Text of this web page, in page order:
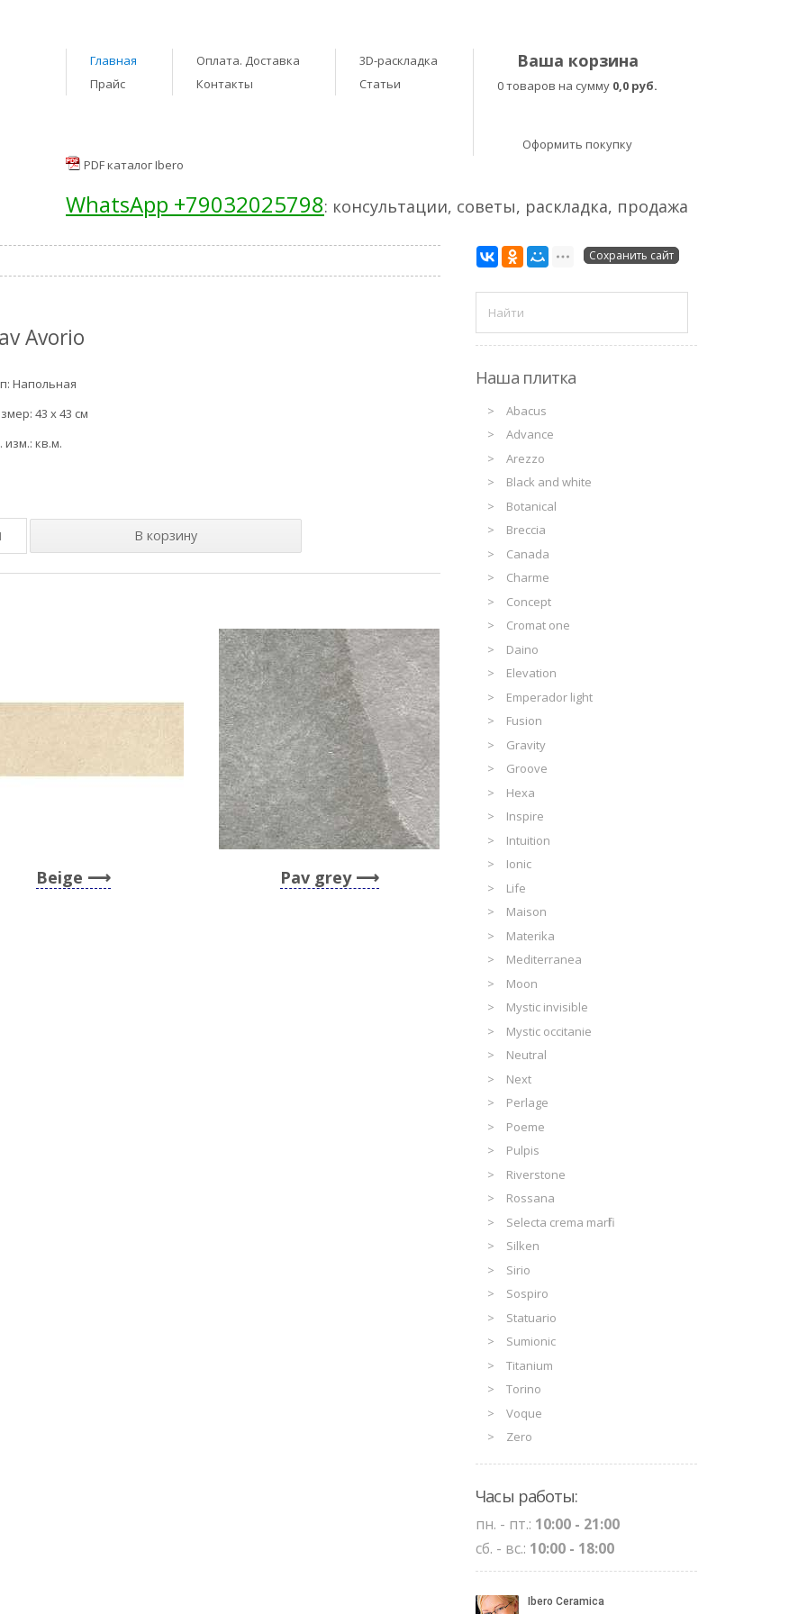
Главная
Прайс
Оплата. Доставка
Контакты
3D-раскладка
Статьи
Ваша корзина
0 товаров на сумму 0,0 руб.
Оформить покупку
PDF каталог Ibero
WhatsApp +79032025798: консультации, советы, раскладка, продажа
Avorio
Напольная
43 x 43 см
изм.: кв.м.
Beige Pav grey
Сохранить сайт
Наша плитка
Abacus
Advance
Arezzo
Black and white
Botanical
Breccia
Canada
Charme
Concept
Cromat one
Daino
Elevation
Emperador light
Fusion
Gravity
Groove
Hexa
Inspire
Intuition
Ionic
Life
Maison
Materika
Mediterranea
Moon
Mystic invisible
Mystic occitanie
Neutral
Next
Perlage
Poeme
Pulpis
Riverstone
Rossana
Selecta crema marfil
Silken
Sirio
Sospiro
Statuario
Sumionic
Titanium
Torino
Voque
Zero
Часы работы:
пн. - пт.: 10:00 - 21:00
сб. - вс.: 10:00 - 18:00